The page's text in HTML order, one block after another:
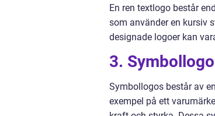
En ren textlogo består
som använder en kursiv
designade logoer kan
3.
Symbollogos består av
exempel på ett